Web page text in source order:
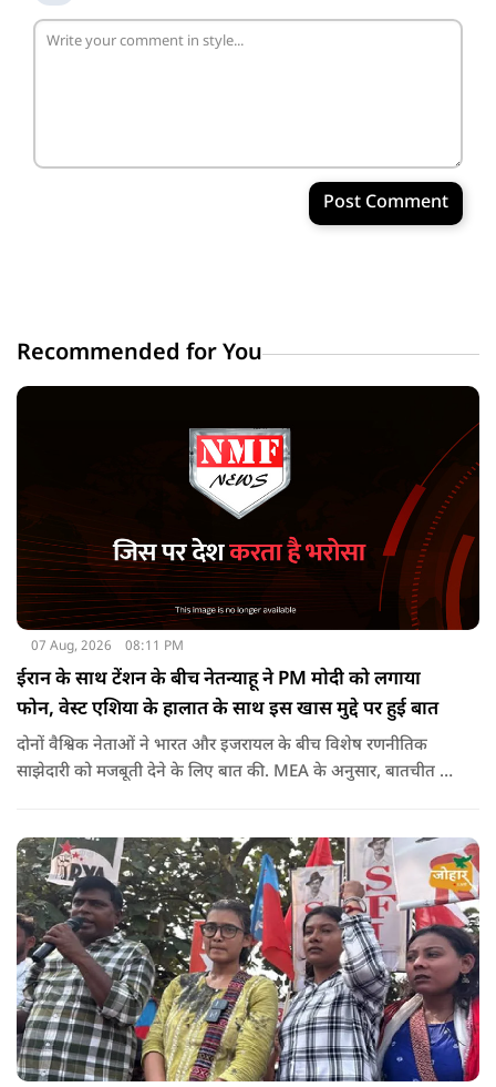
Post Comment
Recommended for You
07 Aug, 2026 08:11 PM
ईरान के साथ टेंशन के बीच नेतन्याहू ने PM मोदी को लगाया
फोन, वेस्ट एशिया के हालात के साथ इस खास मुद्दे पर हुई बात
दोनों वैश्विक नेताओं ने भारत और इजरायल के बीच विशेष रणनीतिक
साझेदारी को मजबूती देने के ल‍िए बात की. MEA के अनुसार, बातचीत की